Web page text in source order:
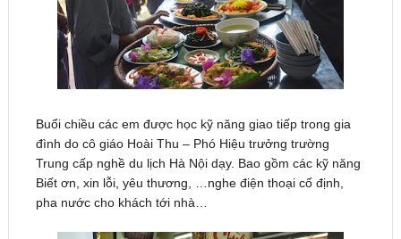
Buổi chiều các em được học kỹ năng giao tiếp trong gia
đình do cô giáo Hoài Thu – Phó Hiệu trưởng trường
Trung cấp nghề du lịch Hà Nội dạy. Bao gồm các kỹ năng
Biết ơn, xin lỗi, yêu thương, …nghe điện thoại cố định,
pha nước cho khách tới nhà…